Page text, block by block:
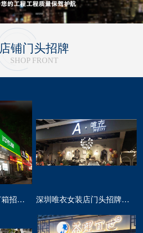
1 2 3 4
店铺门头招牌
SHOP FRONT
深圳链家地产店铺灯箱招牌定做 深圳唯衣女装店门头招牌设计制作